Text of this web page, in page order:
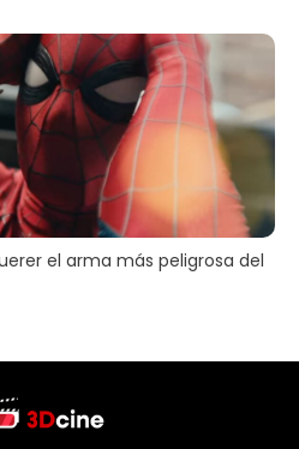
el arma más peligrosa del